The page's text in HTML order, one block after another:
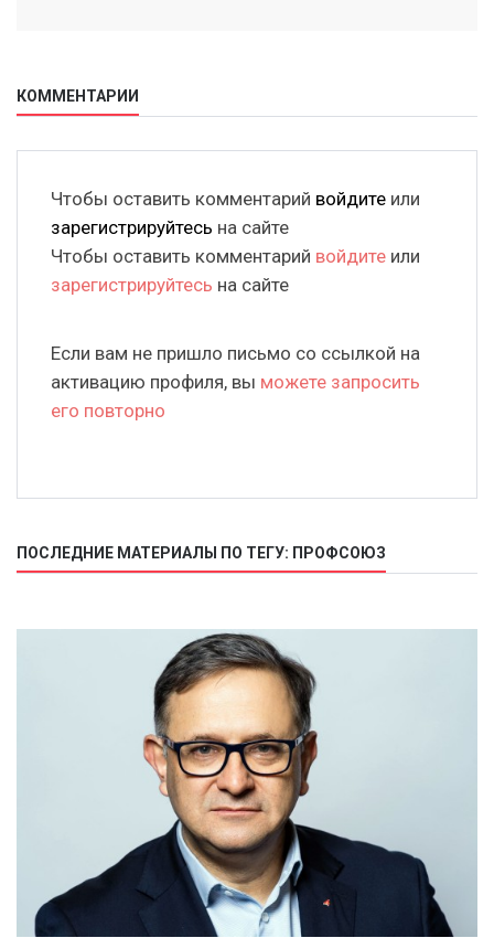
КОММЕНТАРИИ
Чтобы оставить комментарий войдите или
зарегистрируйтесь на сайте
Чтобы оставить комментарий войдите или
зарегистрируйтесь на сайте
Если вам не пришло письмо со ссылкой на
активацию профиля, вы можете запросить
его повторно
ПОСЛЕДНИЕ МАТЕРИАЛЫ ПО ТЕГУ: ПРОФСОЮЗ